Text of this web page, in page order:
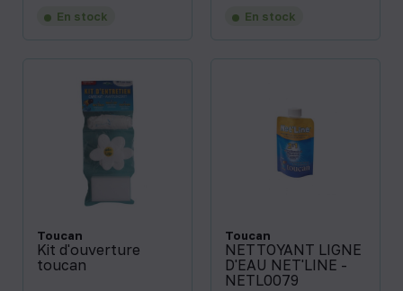
En stock En stock
Toucan
Kit d'ouverture
toucan
Toucan
NETTOYANT LIGNE
D'EAU NET'LINE -
NETL0079